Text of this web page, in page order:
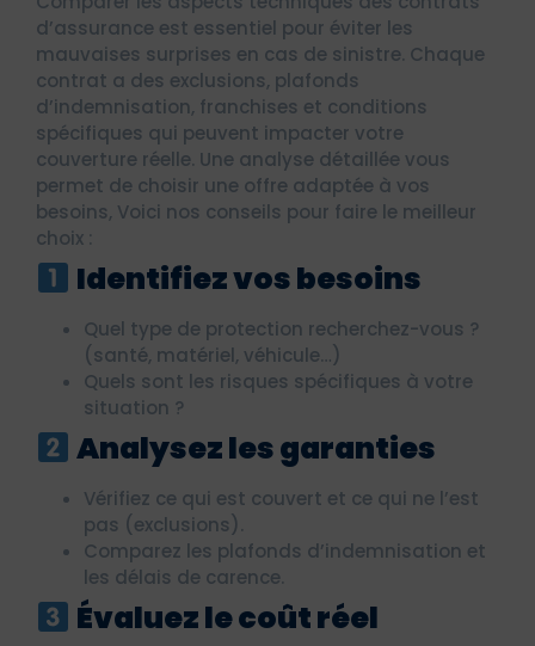
d’assurance est essentiel pour éviter les
mauvaises surprises en cas de sinistre. Chaque
contrat a des exclusions, plafonds
d’indemnisation, franchises et conditions
spécifiques qui peuvent impacter votre
couverture réelle. Une analyse détaillée vous
permet de choisir une offre adaptée à vos
besoins, Voici nos conseils pour faire le meilleur
choix :
Identifiez vos besoins
Quel type de protection recherchez-vous ?
(santé, matériel, véhicule…)
Quels sont les risques spécifiques à votre
situation ?
Analysez les garanties
Vérifiez ce qui est couvert et ce qui ne l’est
pas (exclusions).
Comparez les plafonds d’indemnisation et
les délais de carence.
Évaluez le coût réel